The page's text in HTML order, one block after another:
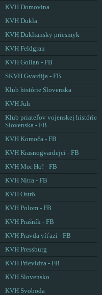
KVH Domovina
KVH Dukla
KVH Dukliansky priesmyk
KVH Feldgrau
KVH Golian - FB
SKVH Gvardija - FB
Klub histórie Slovenska
KVH Juh
Klub priateľov vojenskej histórie
Slovenska - FB
KVH Komoča - FB
KVH Krasnogvardejci - FB
KVH Mor Ho! - FB
KVH Nitra - FB
KVH Ostrô
KVH Polom - FB
KVH Prašník - FB
KVH Pravda víťazí - FB
KVH Pressburg
KVH Prievidza - FB
KVH Slovensko
KVH Svoboda